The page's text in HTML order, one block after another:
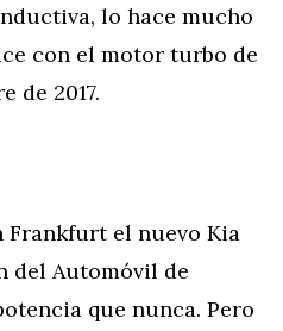
lo hace mucho
con el motor turbo de
de 2017.
Frankfurt el nuevo Kia
del Automóvil de
que nunca. Pero